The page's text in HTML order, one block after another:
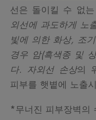
선은 돌이킬 수 없
외선에 과도하게 노
빛에 의한 화상, 조
경우 암(흑색종 및
다. 자외선 손상의
피부를 햇볕에 노출
*무너진 피부장벽의